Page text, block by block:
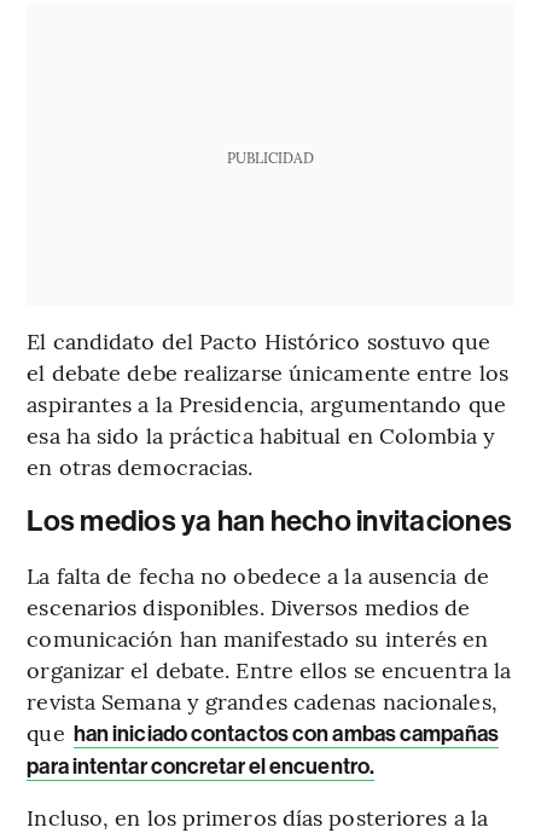
PUBLICIDAD
El candidato del Pacto Histórico sostuvo que
el debate debe realizarse únicamente entre los
aspirantes a la Presidencia, argumentando que
esa ha sido la práctica habitual en Colombia y
en otras democracias.
Los medios ya han hecho invitaciones
La falta de fecha no obedece a la ausencia de
escenarios disponibles. Diversos medios de
comunicación han manifestado su interés en
organizar el debate. Entre ellos se encuentra la
revista Semana y grandes cadenas nacionales,
que han iniciado contactos con ambas campañas
para intentar concretar el encuentro.
Incluso, en los primeros días posteriores a la